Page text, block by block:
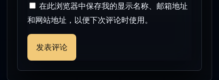
在此浏览器中保存我的显示名称、邮箱地址
和网站地址，以便下次评论时使用。